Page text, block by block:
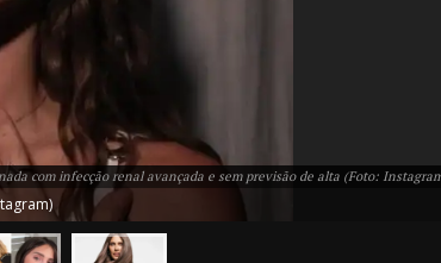
M5PORTS
Sobre Nós
Anuncie
Transparência Editorial
com infecção renal avançada e sem previsão de alta (Foto: